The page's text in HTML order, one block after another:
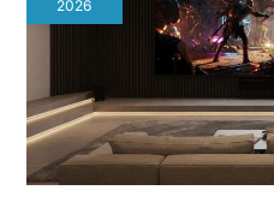
2026
astuces
pour
performance